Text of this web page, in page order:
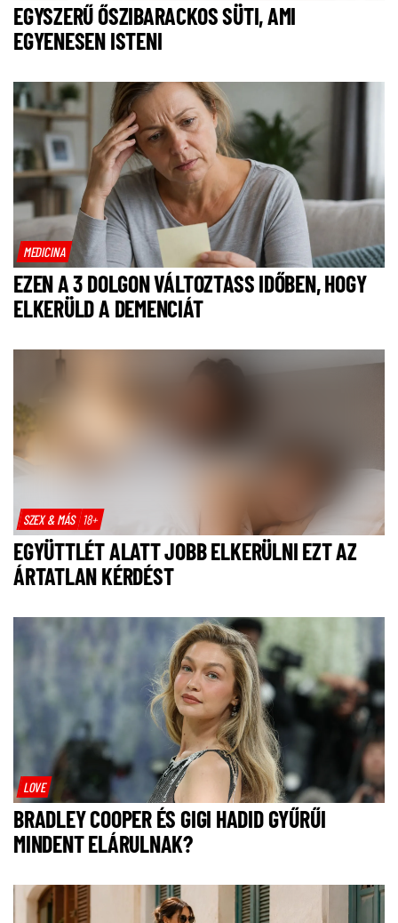
EGYSZERŰ ŐSZIBARACKOS SÜTI, AMI
EGYENESEN ISTENI
MEDICINA
EZEN A 3 DOLGON VÁLTOZTASS IDŐBEN, HOGY
ELKERÜLD A DEMENCIÁT
SZEX & MÁS 18+
EGYÜTTLÉT ALATT JOBB ELKERÜLNI EZT AZ
ÁRTATLAN KÉRDÉST
LOVE
BRADLEY COOPER ÉS GIGI HADID GYŰRŰI
MINDENT ELÁRULNAK?